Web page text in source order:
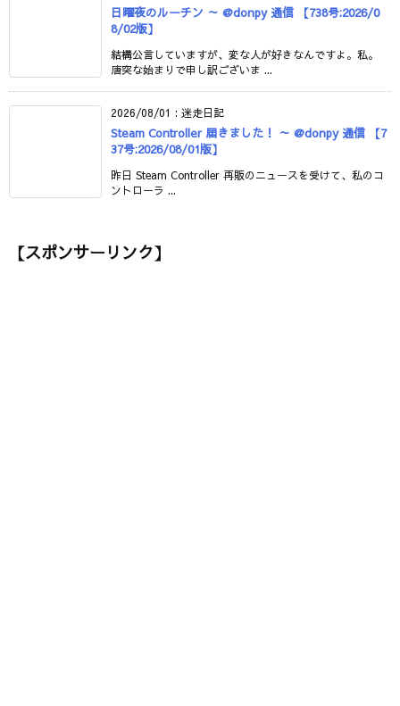
日曜夜のルーチン ～ @donpy 通信 【738号:2026/0
8/02版】
結構公言していますが、変な人が好きなんですよ。私。
唐突な始まりで申し訳ございま ...
2026/08/01 : 迷走日記
Steam Controller 届きました！ ～ @donpy 通信 【7
37号:2026/08/01版】
昨日 Steam Controller 再販のニュースを受けて、私のコ
ントローラ ...
【スポンサーリンク】